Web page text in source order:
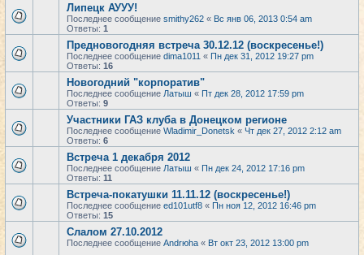
Липецк АУУУ!
Последнее сообщение smithy262 « Вс янв 06, 2013 0:54 am
Ответы: 1
Предновогодняя встреча 30.12.12 (воскресенье!)
Последнее сообщение dima1011 « Пн дек 31, 2012 19:27 pm
Ответы: 16
Новогодний "корпоратив"
Последнее сообщение Латыш « Пт дек 28, 2012 17:59 pm
Ответы: 9
Участники ГАЗ клуба в Донецком регионе
Последнее сообщение Wladimir_Donetsk « Чт дек 27, 2012 2:12 am
Ответы: 6
Встреча 1 декабря 2012
Последнее сообщение Латыш « Пн дек 24, 2012 17:16 pm
Ответы: 11
Встреча-покатушки 11.11.12 (воскресенье!)
Последнее сообщение ed101utf8 « Пн ноя 12, 2012 16:46 pm
Ответы: 15
Слалом 27.10.2012
Последнее сообщение Andrюha « Вт окт 23, 2012 13:00 pm